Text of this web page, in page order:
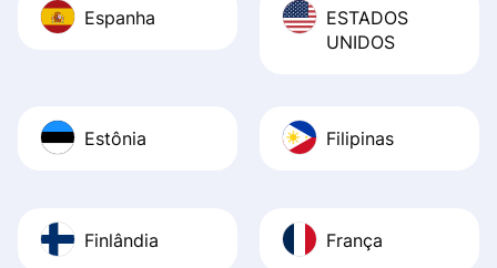
Espanha
ESTADOS
UNIDOS
Estônia Filipinas
Finlândia França